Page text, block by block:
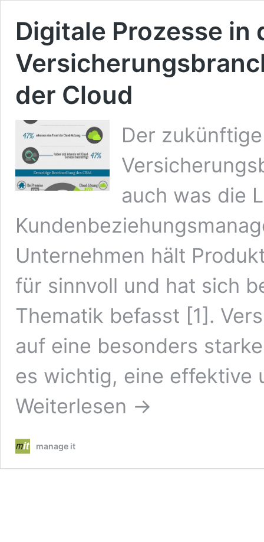
Digitale Prozesse in
der Cloud
Der
auch was die
Unternehmen hält
für sinnvoll und hat sich
Thematik befasst [1].
auf eine besonders
es wichtig, eine
Weiterlesen →
manage it